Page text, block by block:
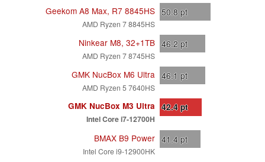
Geekom A8 Max, R7 8845HS
AMD Ryzen 7 8845HS
50.8 pt
Ninkear M8, 32+1TB
AMD Ryzen 7 8745HS
46.2 pt
GMK NucBox M6 Ultra
AMD Ryzen 5 7640HS
46.1 pt
GMK NucBox M3 Ultra
Intel Core i7-12700H
42.4pt
BMAX B9 Power
Intel Core i9-12900HK
41.4 pt